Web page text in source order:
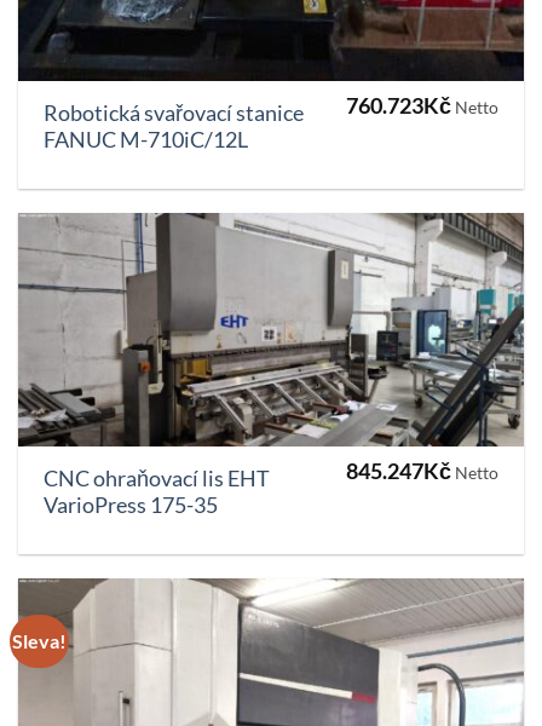
Robotická svařovací stanice
FANUC M-710iC/12L
760.723Kč Netto
CNC ohraňovací lis EHT
VarioPress 175-35
845.247Kč Netto
Sleva!